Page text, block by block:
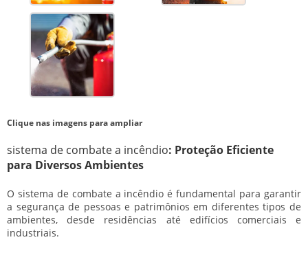
Clique nas imagens para ampliar
sistema de combate a incêndio: Proteção Eficiente
para Diversos Ambientes
O sistema de combate a incêndio é fundamental para garantir
a segurança de pessoas e patrimônios em diferentes tipos de
ambientes, desde residências até edifícios comerciais e
industriais.